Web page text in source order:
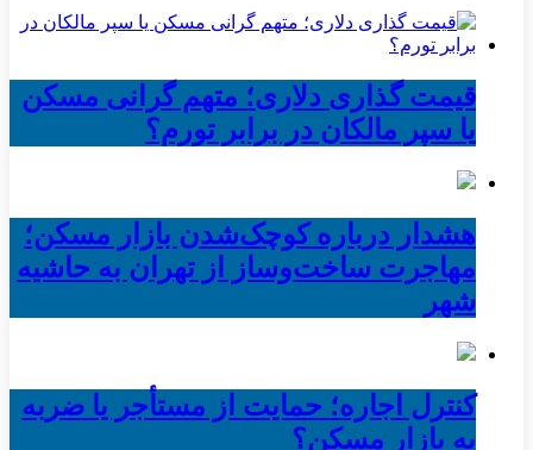
قیمت گذاری دلاری؛ متهم گرانی مسکن
یا سپر مالکان در برابر تورم؟
هشدار درباره کوچک‌شدن بازار مسکن؛
مهاجرت ساخت‌وساز از تهران به حاشیه‌
شهر
کنترل اجاره؛ حمایت از مستأجر یا ضربه
به بازار مسکن؟